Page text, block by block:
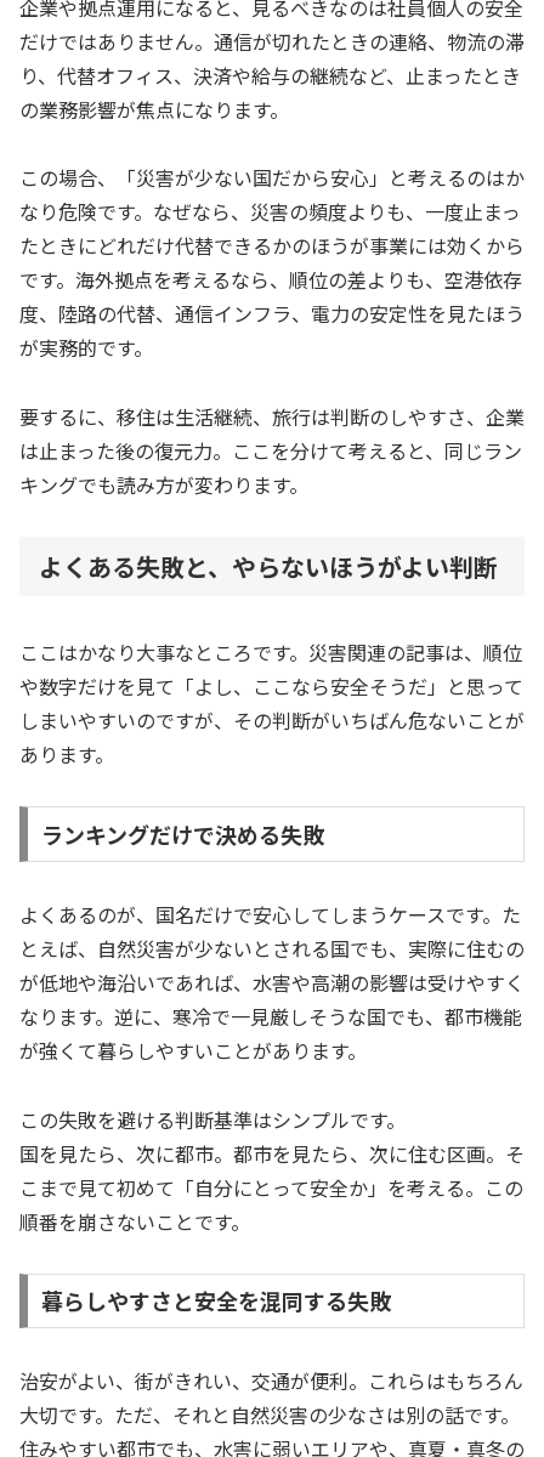
企業や拠点運用になると、見るべきなのは社員個人の安全
だけではありません。通信が切れたときの連絡、物流の滞
り、代替オフィス、決済や給与の継続など、止まったとき
の業務影響が焦点になります。
この場合、「災害が少ない国だから安心」と考えるのはか
なり危険です。なぜなら、災害の頻度よりも、一度止まっ
たときにどれだけ代替できるかのほうが事業には効くから
です。海外拠点を考えるなら、順位の差よりも、空港依存
度、陸路の代替、通信インフラ、電力の安定性を見たほう
が実務的です。
要するに、移住は生活継続、旅行は判断のしやすさ、企業
は止まった後の復元力。ここを分けて考えると、同じラン
キングでも読み方が変わります。
よくある失敗と、やらないほうがよい判断
ここはかなり大事なところです。災害関連の記事は、順位
や数字だけを見て「よし、ここなら安全そうだ」と思って
しまいやすいのですが、その判断がいちばん危ないことが
あります。
ランキングだけで決める失敗
よくあるのが、国名だけで安心してしまうケースです。た
とえば、自然災害が少ないとされる国でも、実際に住むの
が低地や海沿いであれば、水害や高潮の影響は受けやすく
なります。逆に、寒冷で一見厳しそうな国でも、都市機能
が強くて暮らしやすいことがあります。
この失敗を避ける判断基準はシンプルです。
国を見たら、次に都市。都市を見たら、次に住む区画。そ
こまで見て初めて「自分にとって安全か」を考える。この
順番を崩さないことです。
暮らしやすさと安全を混同する失敗
治安がよい、街がきれい、交通が便利。これらはもちろん
大切です。ただ、それと自然災害の少なさは別の話です。
住みやすい都市でも、水害に弱いエリアや、真夏・真冬の